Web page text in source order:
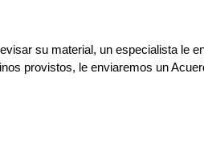
su material, un especialista le
provistos, le enviaremos un